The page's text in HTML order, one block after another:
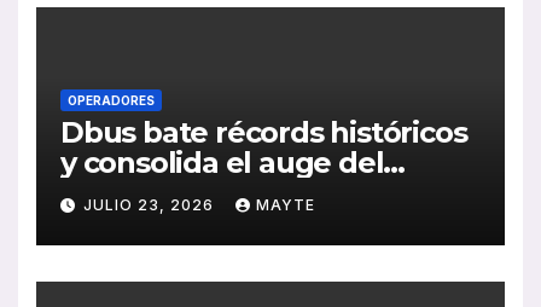
OPERADORES
Dbus bate récords históricos
y consolida el auge del
transporte público en San
Sebastián
JULIO 23, 2026 MAYTE